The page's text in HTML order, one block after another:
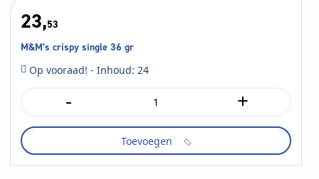
23,53
M&M’s crispy single 36 gr
Op vooraad! - Inhoud: 24
-
single
gr
aantal
+
Toevoegen